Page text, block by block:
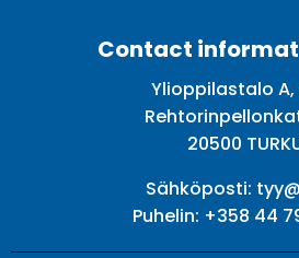
Contact
Ylioppilastalo A,
20500
Sähköposti:
Puhelin: +358 44